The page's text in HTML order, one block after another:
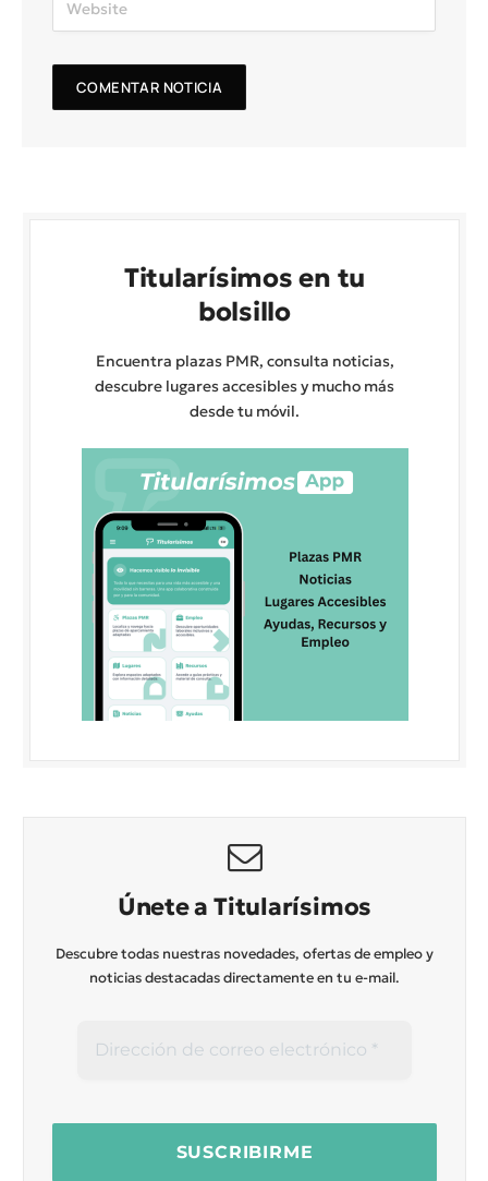
Titularísimos en tu
bolsillo
Encuentra plazas PMR, consulta noticias,
descubre lugares accesibles y mucho más
desde tu móvil.
Únete a Titularísimos
Descubre todas nuestras novedades, ofertas de empleo y
noticias destacadas directamente en tu e-mail.